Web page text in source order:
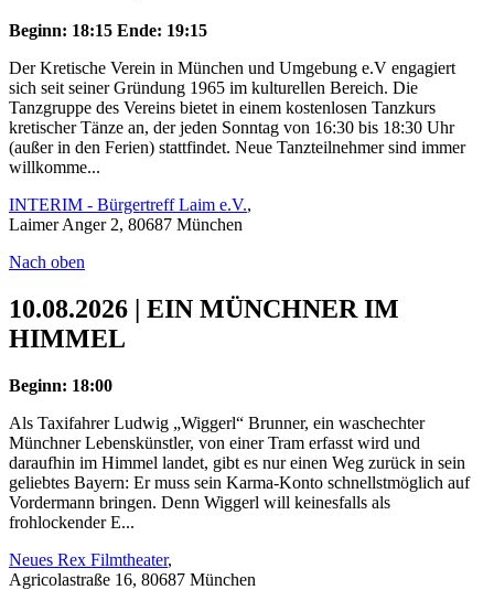
Beginn: 18:15 Ende: 19:15
Der Kretische Verein in München und Umgebung e.V engagiert
sich seit seiner Gründung 1965 im kulturellen Bereich. Die
Tanzgruppe des Vereins bietet in einem kostenlosen Tanzkurs
kretischer Tänze an, der jeden Sonntag von 16:30 bis 18:30 Uhr
(außer in den Ferien) stattfindet. Neue Tanzteilnehmer sind immer
willkomme...
INTERIM - Bürgertreff Laim e.V.,
Laimer Anger 2, 80687 München
Nach oben
10.08.2026 | EIN MÜNCHNER IM
HIMMEL
Beginn: 18:00
Als Taxifahrer Ludwig „Wiggerl“ Brunner, ein waschechter
Münchner Lebenskünstler, von einer Tram erfasst wird und
daraufhin im Himmel landet, gibt es nur einen Weg zurück in sein
geliebtes Bayern: Er muss sein Karma-Konto schnellstmöglich auf
Vordermann bringen. Denn Wiggerl will keinesfalls als
frohlockender E...
Neues Rex Filmtheater,
Agricolastraße 16, 80687 München